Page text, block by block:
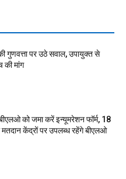
गुणवत्ता पर उठे सवाल, उपायुक्त से
की मांग
को जमा करें इन्यूमरेशन फॉर्म, 18
केंद्रों पर उपलब्ध रहेंगे बीएलओ